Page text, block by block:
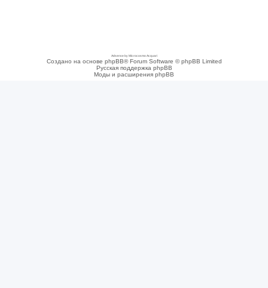
Adsense by Microcosmo Acquari
Создано на основе phpBB® Forum Software © phpBB Limited
Русская поддержка phpBB
Моды и расширения phpBB